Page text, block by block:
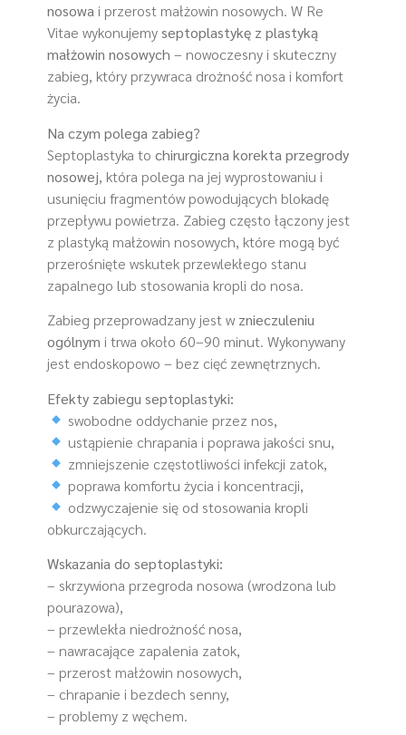
nosowa i przerost małżowin nosowych. W Re
Vitae wykonujemy septoplastykę z plastyką
małżowin nosowych – nowoczesny i skuteczny
zabieg, który przywraca drożność nosa i komfort
życia.
Na czym polega zabieg?
Septoplastyka tochirurgiczna korekta przegrody
nosowej, która polega na jej wyprostowaniu i
usunięciu fragmentów powodujących blokadę
przepływu powietrza. Zabieg często łączony jest
z plastyką małżowin nosowych, które mogą być
przerośnięte wskutek przewlekłego stanu
zapalnego lub stosowania kropli do nosa.
Zabieg przeprowadzany jest wznieczuleniu
ogólnym i trwa około 60–90 minut. Wykonywany
jest endoskopowo – bez cięć zewnętrznych.
Efekty zabiegu septoplastyki:
swobodne oddychanie przez nos,
ustąpienie chrapania i poprawa jakości snu,
zmniejszenie częstotliwości infekcji zatok,
poprawa komfortu życia i koncentracji,
odzwyczajenie się od stosowania kropli
obkurczających.
Wskazania do septoplastyki:
– skrzywiona przegroda nosowa (wrodzona lub
pourazowa),
– przewlekła niedrożność nosa,
– nawracające zapalenia zatok,
– przerost małżowin nosowych,
– chrapanie i bezdech senny,
– problemy z węchem.